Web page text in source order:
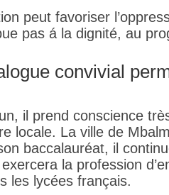
peut favoriser
pas á la dignité, au
convivial
il prend conscience
locale. La ville de
baccalauréat, il
la profession
les lycées français.